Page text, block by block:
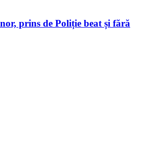
prins de Poliție beat și fără